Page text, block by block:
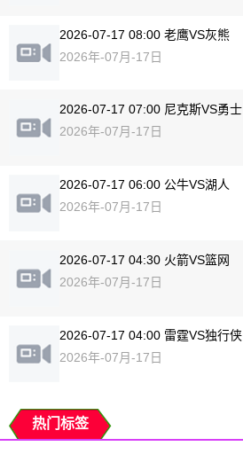
2026-07-17 08:00 老鹰VS灰熊
2026年-07月-17日
2026-07-17 07:00 尼克斯VS勇士
2026年-07月-17日
2026-07-17 06:00 公牛VS湖人
2026年-07月-17日
2026-07-17 04:30 火箭VS篮网
2026年-07月-17日
2026-07-17 04:00 雷霆VS独行侠
2026年-07月-17日
热门标签